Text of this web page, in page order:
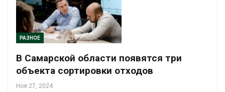
РАЗНОЕ
В Самарской области появятся три
объекта сортировки отходов
Ноя 27, 2024